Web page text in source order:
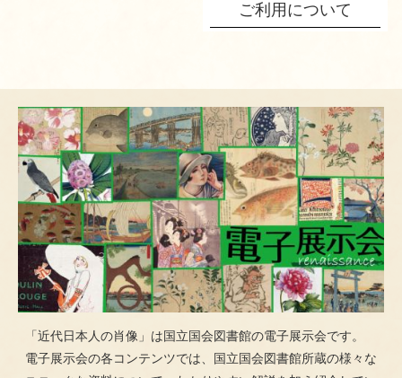
ご利用について
「近代日本人の肖像」は国立国会図書館の電子展示会です。
電子展示会の各コンテンツでは、国立国会図書館所蔵の様々な